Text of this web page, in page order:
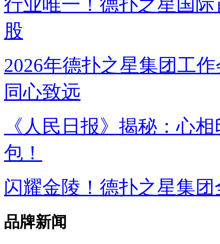
股
2026年德扑之星集团工作
同心致远
《人民日报》揭秘：
包！
闪耀金陵！德扑之星
品牌新闻